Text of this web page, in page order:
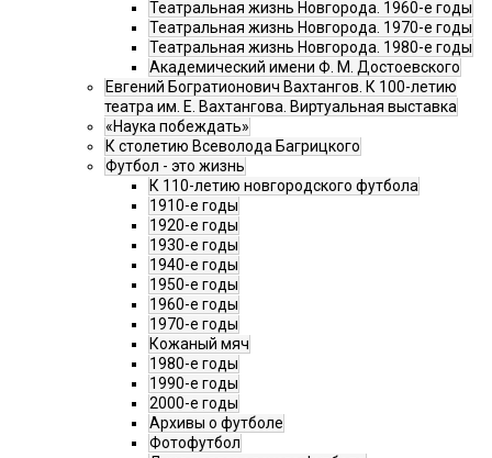
Театральная жизнь Новгорода. 1960-е годы
Театральная жизнь Новгорода. 1970-е годы
Театральная жизнь Новгорода. 1980-е годы
Академический имени Ф. М. Достоевского
Евгений Богратионович Вахтангов. К 100-летию
театра им. Е. Вахтангова. Виртуальная выставка
«Наука побеждать»
К столетию Всеволода Багрицкого
Футбол - это жизнь
К 110-летию новгородского футбола
1910-е годы
1920-е годы
1930-е годы
1940-е годы
1950-е годы
1960-е годы
1970-е годы
Кожаный мяч
1980-е годы
1990-е годы
2000-е годы
Архивы о футболе
Фотофутбол